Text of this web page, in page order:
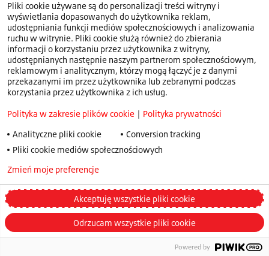
Znajdujesz się w witrynie dla Polski.Wybierz inny
kraj lub język
Polityka w zakresie plików cookie
Polityka prywatności
Polityka Dokonywania Zgłoszeń Speak Up
Warunki korzystania
Warunki ogólne handlowe
Strategii Podatkowej
Klauzula informacyjna - prywatność w rekrutacji
Ogólne warunki gwarancji
Regulacje dotyczące opon zimowych – floty/pojazdy
Zmienić moje preferencje
© 2026 Bridgestone
Pliki cookie używane są do personalizacji treści witryny i
wyświetlania dopasowanych do użytkownika reklam,
udostępniania funkcji mediów społecznościowych i analizowania
ruchu w witrynie. Pliki cookie służą również do zbierania
informacji o korzystaniu przez użytkownika z witryny,
udostępnianych następnie naszym partnerom społecznościowym,
reklamowym i analitycznym, którzy mogą łączyć je z danymi
przekazanymi im przez użytkownika lub zebranymi podczas
korzystania przez użytkownika z ich usług.
Polityka w zakresie plików cookie | Polityka prywatności
Analityczne pliki cookie
Conversion tracking
Pliki cookie mediów społecznościowych
Akceptuję wszystkie pliki cookie
Odrzucam wszystkie pliki cookie
Zmień moje preferencje
Powered by